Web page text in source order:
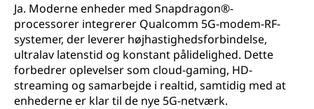
Ja. Moderne enheder med Snapdragon®-
processorer integrerer Qualcomm 5G-modem-RF-
systemer, der leverer højhastighedsforbindelse,
ultralav latenstid og konstant pålidelighed. Dette
forbedrer oplevelser som cloud-gaming, HD-
streaming og samarbejde i realtid, samtidig med at
enhederne er klar til de nye 5G-netværk.